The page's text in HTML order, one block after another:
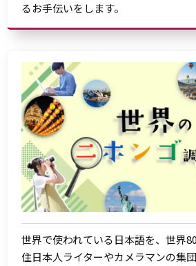
るお手伝いをします。
世界で使われている日本語を、世界
住日本人ライターやカメラマンの集